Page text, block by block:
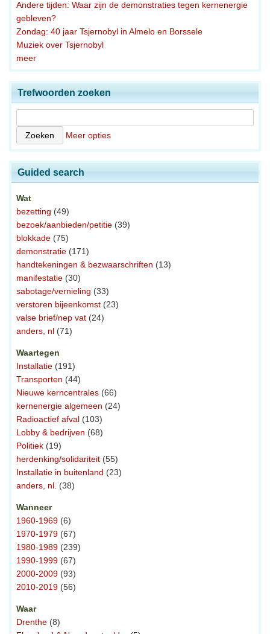
Andere tijden: Waar zijn de demonstraties tegen kernenergie
gebleven?
Zondag: 40 jaar Tsjernobyl in Almelo en Borssele
Muziek over Tsjernobyl
meer
Trefwoorden zoeken
Meer opties
Guided search
Wat
bezetting (49)
bezoek/aanbieden/petitie (39)
blokkade (75)
demonstratie (171)
handtekeningen & bezwaarschriften (13)
manifestatie (30)
sabotage/vernieling (33)
verstoren bijeenkomst (23)
valse brief/nep vat (24)
anders, nl (71)
Waartegen
Installatie (191)
Transporten (44)
Nieuwe kerncentrales (66)
kernenergie algemeen (24)
Radioactief afval (103)
Lobby & bedrijven (68)
Politiek (19)
herdenking/solidariteit (55)
Installatie in buitenland (23)
anders, nl. (38)
Wanneer
1960-1969 (6)
1970-1979 (67)
1980-1989 (239)
1990-1999 (67)
2000-2009 (93)
2010-2019 (56)
Waar
Drenthe (8)